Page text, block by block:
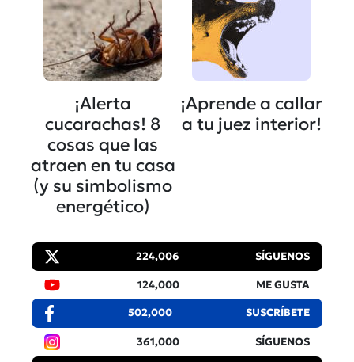
¡Alerta
cucarachas! 8
cosas que las
atraen en tu casa
(y su simbolismo
energético)
¡Aprende a callar
a tu juez interior!
224,006 SÍGUENOS
124,000 ME GUSTA
502,000 SUSCRÍBETE
361,000 SÍGUENOS